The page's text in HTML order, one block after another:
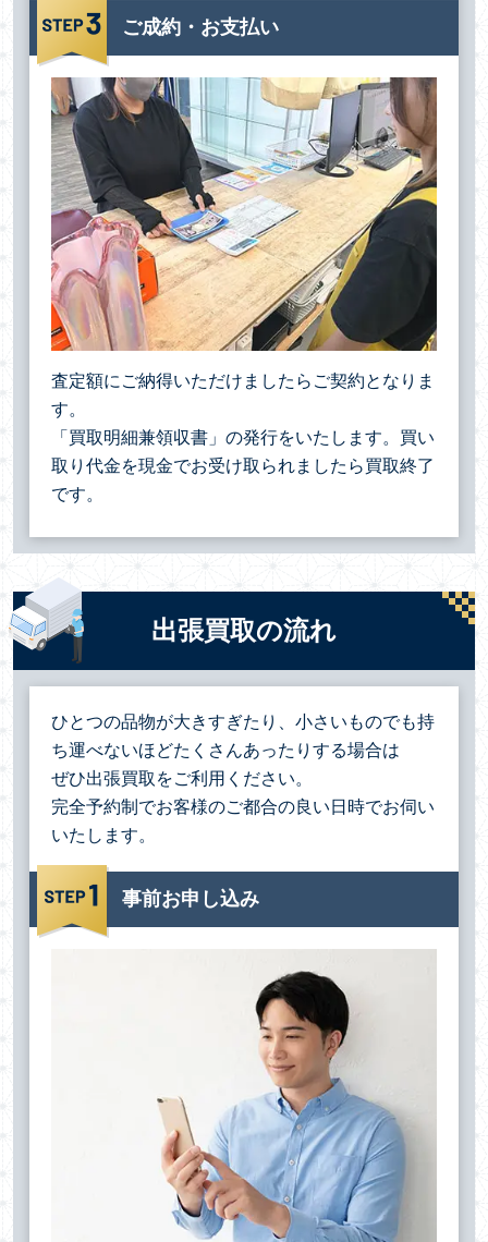
ご成約・お支払い
査定額にご納得いただけましたらご契約となりま
す。
「買取明細兼領収書」の発行をいたします。買い
取り代金を現金でお受け取られましたら買取終了
です。
出張買取の流れ
ひとつの品物が大きすぎたり、小さいものでも持
ち運べないほどたくさんあったりする場合は
ぜひ出張買取をご利用ください。
完全予約制でお客様のご都合の良い日時でお伺い
いたします。
事前お申し込み